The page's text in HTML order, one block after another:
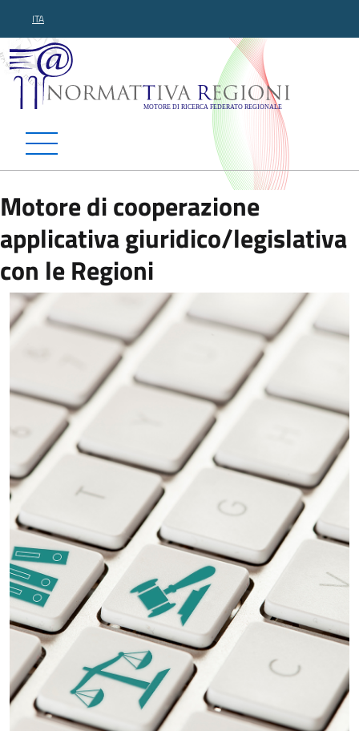
ITA
Normattiva Regioni -
Motore di cooperazione
applicativa giuridico/legislativa
con le Regioni